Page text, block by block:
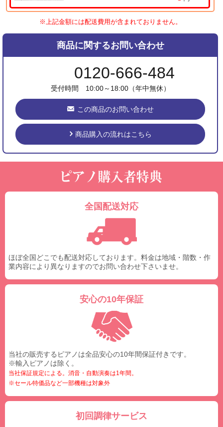
※上記金額には配送費用が含まれておりません。
商品に関するお問い合わせ
0120-666-484
受付時間 10:00～18:00（年中無休）
この商品のお問い合わせ
商品購入の流れはこちら
全国配送対応
ほぼ全国どこでも配送対応しております。料金は地域・階数・作
業内容により異なりますのでお問い合わせ下さいませ。
安心の10年保証
当社の販売するピアノは全品安心の10年間保証付きです。
※輸入ピアノは除く。
当社保証規定による。消音・自動演奏は1年間。
※セール特価品など一部機種は対象外
初回調律サービス